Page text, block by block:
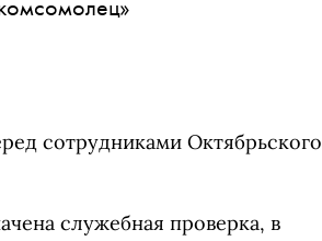
сотрудниками Октябрьского
служебная проверка, в